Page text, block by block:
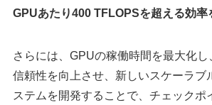
GPUあたり400 TFLOPSを超える効率
さらには、GPUの稼働時間を最大化
信頼性を向上させ、新しいスケーラブ
ステムを開発することで、チェックポ